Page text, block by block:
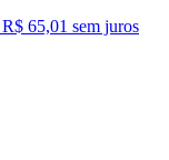
R$ 65,01 sem juros